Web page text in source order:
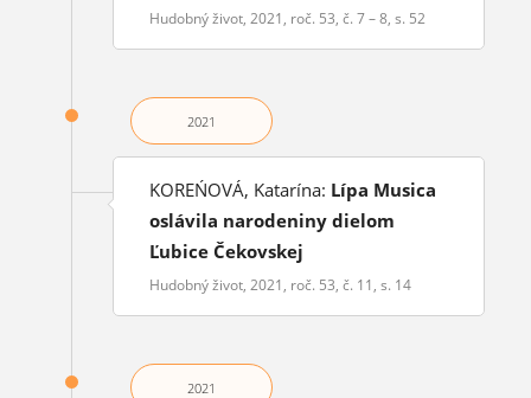
Hudobný život, 2021, roč. 53, č. 7 – 8, s. 52
2021
KOREŃOVÁ, Katarína: Lípa Musica
oslávila narodeniny dielom
Ľubice Čekovskej
Hudobný život, 2021, roč. 53, č. 11, s. 14
2021